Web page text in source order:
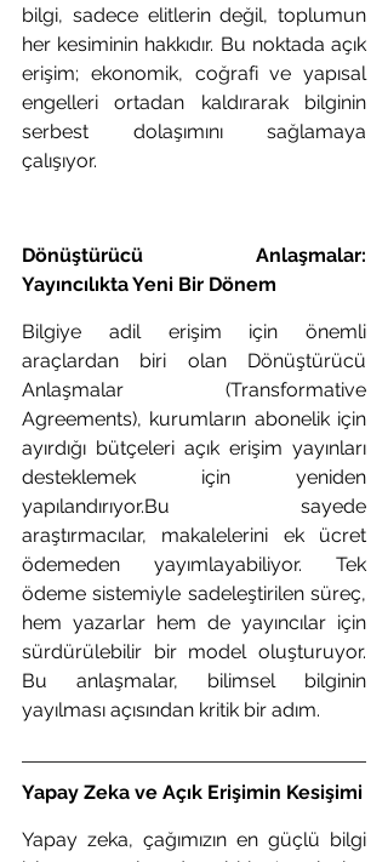
bilgi, sadece elitlerin değil, toplumun
her kesiminin hakkıdır. Bu noktada açık
erişim; ekonomik, coğrafi ve yapısal
engelleri ortadan kaldırarak bilginin
serbest dolaşımını sağlamaya
çalışıyor.
Dönüştürücü Anlaşmalar:
Yayıncılıkta Yeni Bir Dönem
Bilgiye adil erişim için önemli
araçlardan biri olan Dönüştürücü
Anlaşmalar (Transformative
Agreements), kurumların abonelik için
ayırdığı bütçeleri açık erişim yayınları
desteklemek için yeniden
yapılandırıyor.Bu sayede
araştırmacılar, makalelerini ek ücret
ödemeden yayımlayabiliyor. Tek
ödeme sistemiyle sadeleştirilen süreç,
hem yazarlar hem de yayıncılar için
sürdürülebilir bir model oluşturuyor.
Bu anlaşmalar, bilimsel bilginin
yayılması açısından kritik bir adım.
Yapay Zeka ve Açık Erişimin Kesişimi
Yapay zeka, çağımızın en güçlü bilgi